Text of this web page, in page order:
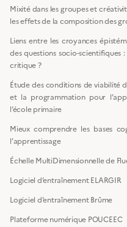
Mixité dans les groupes et
les effets de la composition des
Liens entre les croyances
des questions socio-scientifiques
critique ?
Étude des conditions de viabilité
et la programmation pour
l’école primaire
Mieux comprendre les bases
l’apprentissage
Échelle MultiDimensionnelle de
Logiciel d’entraînement ELARGIR
Logiciel d’entraînement Brûme
Plateforme numérique POUCEEC